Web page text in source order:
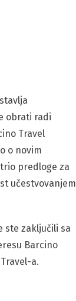
obrati radi
Travel
o novim
predloge za
učestvovanjem
ste zaključili sa
Barcino
a.